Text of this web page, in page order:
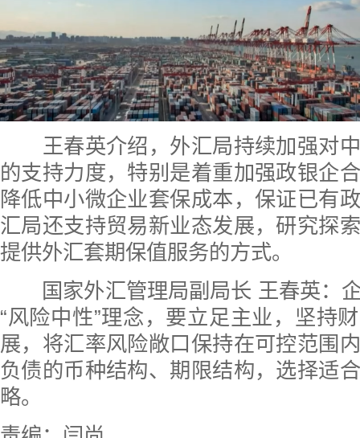
王春英介绍，外汇局持续加强对中
的支持力度，特别是着重加强政银企
降低中小微企业套保成本，保证已有
汇局还支持贸易新业态发展，研究探
提供外汇套期保值服务的方式。
国家外汇管理局副局长 王春英：
“风险中性”理念，要立足主业，坚持
展，将汇率风险敞口保持在可控范围
负债的币种结构、期限结构，选择适
略。